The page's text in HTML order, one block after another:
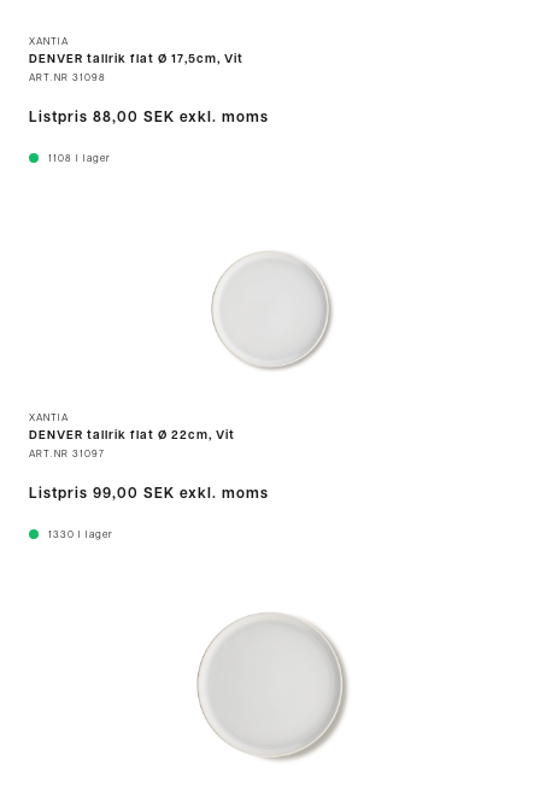
XANTIA
DENVER tallrik flat Ø 17,5cm, Vit
ART.NR 31098
Listpris 88,00 SEK exkl. moms
1108 I lager
XANTIA
DENVER tallrik flat Ø 22cm, Vit
ART.NR 31097
Listpris 99,00 SEK exkl. moms
1330 I lager